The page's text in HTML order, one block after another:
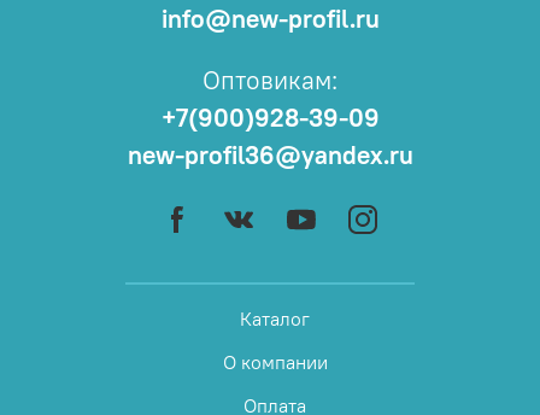
Каталог
О компании
Оплата
info@new-profil.ru
Оптовикам:
+7(900)928-39-09
new-profil36@yandex.ru